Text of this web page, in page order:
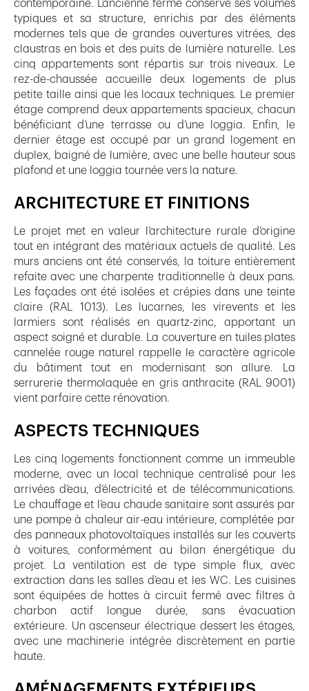
contemporaine. L’ancienne ferme conserve ses volumes
typiques et sa structure, enrichis par des éléments
modernes tels que de grandes ouvertures vitrées, des
claustras en bois et des puits de lumière naturelle. Les
cinq appartements sont répartis sur trois niveaux. Le
rez-de-chaussée accueille deux logements de plus
petite taille ainsi que les locaux techniques. Le premier
étage comprend deux appartements spacieux, chacun
bénéficiant d’une terrasse ou d’une loggia. Enfin, le
dernier étage est occupé par un grand logement en
duplex, baigné de lumière, avec une belle hauteur sous
plafond et une loggia tournée vers la nature.
ARCHITECTURE ET FINITIONS
Le projet met en valeur l’architecture rurale d’origine
tout en intégrant des matériaux actuels de qualité. Les
murs anciens ont été conservés, la toiture entièrement
refaite avec une charpente traditionnelle à deux pans.
Les façades ont été isolées et crépies dans une teinte
claire (RAL 1013). Les lucarnes, les virevents et les
larmiers sont réalisés en quartz-zinc, apportant un
aspect soigné et durable. La couverture en tuiles plates
cannelée rouge naturel rappelle le caractère agricole
du bâtiment tout en modernisant son allure. La
serrurerie thermolaquée en gris anthracite (RAL 9001)
vient parfaire cette rénovation.
ASPECTS TECHNIQUES
Les cinq logements fonctionnent comme un immeuble
moderne, avec un local technique centralisé pour les
arrivées d’eau, d’électricité et de télécommunications.
Le chauffage et l’eau chaude sanitaire sont assurés par
une pompe à chaleur air-eau intérieure, complétée par
des panneaux photovoltaïques installés sur les couverts
à voitures, conformément au bilan énergétique du
projet. La ventilation est de type simple flux, avec
extraction dans les salles d’eau et les WC. Les cuisines
sont équipées de hottes à circuit fermé avec filtres à
charbon actif longue durée, sans évacuation
extérieure. Un ascenseur électrique dessert les étages,
avec une machinerie intégrée discrètement en partie
haute.